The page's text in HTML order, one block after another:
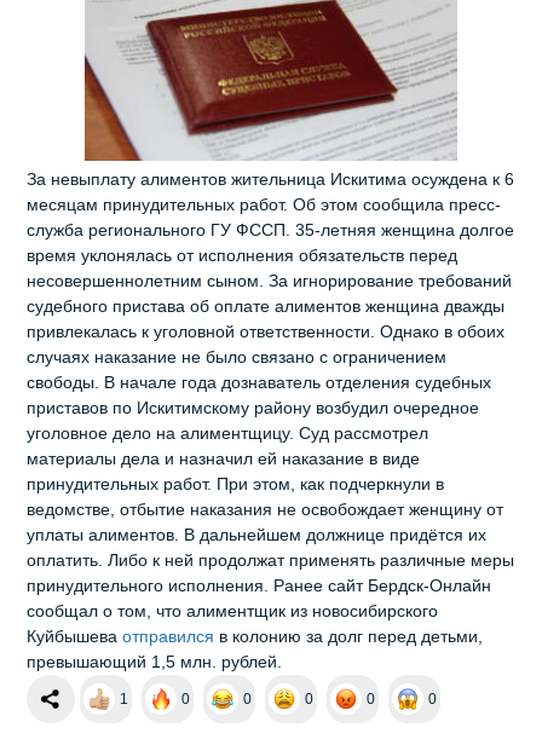
За невыплату алиментов жительница Искитима осуждена к 6
месяцам принудительных работ. Об этом сообщила пресс-
служба регионального ГУ ФССП. 35-летняя женщина долгое
время уклонялась от исполнения обязательств перед
несовершеннолетним сыном. За игнорирование требований
судебного пристава об оплате алиментов женщина дважды
привлекалась к уголовной ответственности. Однако в обоих
случаях наказание не было связано с ограничением
свободы. В начале года дознаватель отделения судебных
приставов по Искитимскому району возбудил очередное
уголовное дело на алиментщицу. Суд рассмотрел
материалы дела и назначил ей наказание в виде
принудительных работ. При этом, как подчеркнули в
ведомстве, отбытие наказания не освобождает женщину от
уплаты алиментов. В дальнейшем должнице придётся их
оплатить. Либо к ней продолжат применять различные меры
принудительного исполнения. Ранее сайт Бердск-Онлайн
сообщал о том, что алиментщик из новосибирского
Куйбышеваотправился в колонию за долг перед детьми,
превышающий 1,5 млн. рублей.
1 0 0 0 0 0